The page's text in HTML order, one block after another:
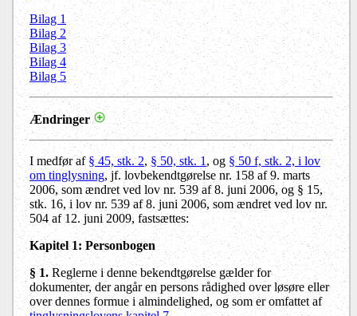
Bilag 1
Bilag 2
Bilag 3
Bilag 4
Bilag 5
Ændringer
I medfør af§ 45, stk. 2, § 50, stk. 1, og § 50 f, stk. 2, i lov
om tinglysning, jf. lovbekendtgørelse nr. 158 af 9. marts
2006, som ændret ved lov nr. 539 af 8. juni 2006, og § 15,
stk. 16, i lov nr. 539 af 8. juni 2006, som ændret ved lov nr.
504 af 12. juni 2009, fastsættes:
Kapitel 1: Personbogen
§ 1. Reglerne i denne bekendtgørelse gælder for
dokumenter, der angår en persons rådighed over løsøre eller
over dennes formue i almindelighed, og som er omfattet af